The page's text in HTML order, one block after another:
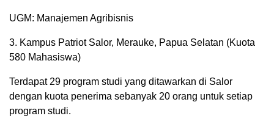
UGM: Manajemen Agribisnis
3. Kampus Patriot Salor, Merauke, Papua Selatan (Kuota
580 Mahasiswa)
Terdapat 29 program studi yang ditawarkan di Salor
dengan kuota penerima sebanyak 20 orang untuk setiap
program studi.